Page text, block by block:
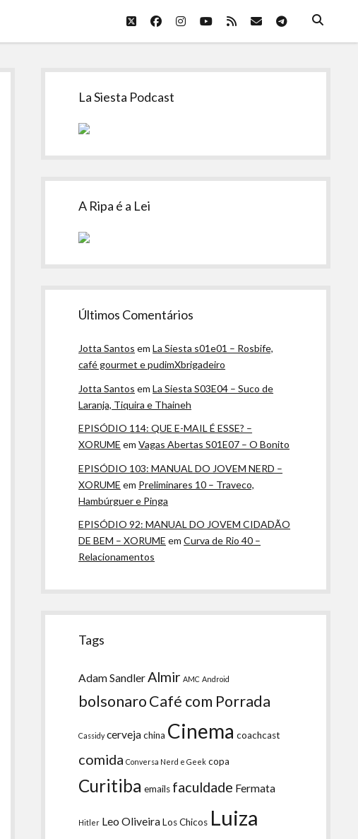
twitterfacebookinstagram
youtube
rss emailtelegram
Sidebar
La Siesta Podcast
A Ripa é a Lei
Últimos Comentários
Jotta Santos emLa Siesta s01e01 – Rosbife,
café gourmet e pudimXbrigadeiro
Jotta Santos emLa Siesta S03E04 – Suco de
Laranja, Tiquira e Thaineh
EPISÓDIO 114: QUE E-MAIL É ESSE? –
XORUME emVagas Abertas S01E07 – O Bonito
EPISÓDIO 103: MANUAL DO JOVEM NERD –
XORUME em Preliminares 10 – Traveco,
Hambúrguer e Pinga
EPISÓDIO 92: MANUAL DO JOVEM CIDADÃO
DE BEM – XORUME emCurva de Rio 40 –
Relacionamentos
Tags
Adam Sandler Almir AMC Android
bolsonaroCafé com Porrada
Cassidy cervejachina Cinema coachcast
comida Conversa Nerd e Geek copa
Curitiba emails faculdade Fermata
Hitler Leo OliveiraLos Chicos Luiza